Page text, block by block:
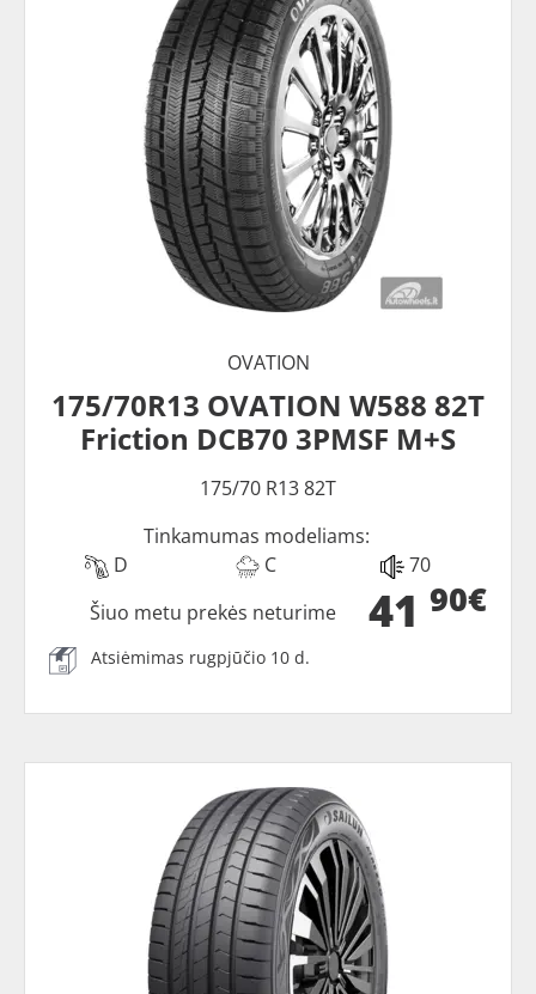
OVATION
175/70R13 OVATION W588 82T
Friction DCB70 3PMSF M+S
175/70 R13 82T
Tinkamumas modeliams:
D
C 70
41 90€
Šiuo metu prekės neturime
Atsiėmimas rugpjūčio 10 d.